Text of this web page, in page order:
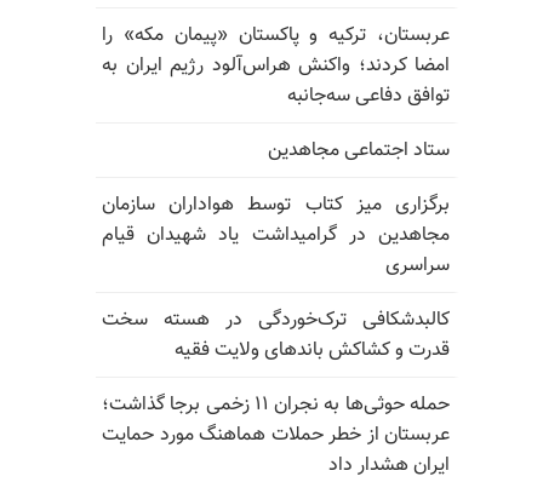
عربستان، ترکیه و پاکستان «پیمان مکه» را
امضا کردند؛ واکنش هراس‌آلود رژیم ایران به
توافق دفاعی سه‌جانبه
ستاد اجتماعی مجاهدین
برگزاری میز کتاب توسط هواداران سازمان
مجاهدین در گرامیداشت یاد شهیدان قیام
سراسری
کالبدشکافی ترک‌خوردگی در هسته سخت
قدرت و کشاکش باندهای ولایت فقیه
حمله حوثی‌ها به نجران ۱۱ زخمی برجا گذاشت؛
عربستان از خطر حملات هماهنگ مورد حمایت
ایران هشدار داد